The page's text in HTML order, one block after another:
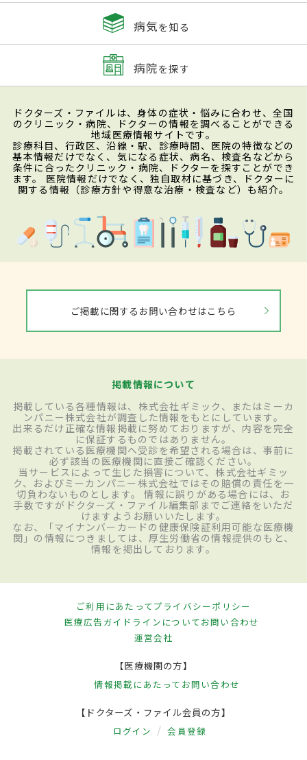
病気を知る
病院を探す
ドクターズ・ファイルは、身体の症状・悩みに合わせ、全国
のクリニック・病院、ドクターの情報を調べることができる
地域医療情報サイトです。
診療科目、行政区、沿線・駅、診療時間、医院の特徴などの
基本情報だけでなく、気になる症状、病名、検査名などから
条件に合ったクリニック・病院、ドクターを探すことができ
ます。 医院情報だけでなく、独自取材に基づき、ドクターに
関する情報（診療方針や得意な治療・検査など）も紹介。
ご掲載に関するお問い合わせはこちら
掲載情報について
掲載している各種情報は、株式会社ギミック、またはミーカ
ンパニー株式会社が調査した情報をもとにしています。
出来るだけ正確な情報掲載に努めておりますが、内容を完全
に保証するものではありません。
掲載されている医療機関へ受診を希望される場合は、事前に
必ず該当の医療機関に直接ご確認ください。
当サービスによって生じた損害について、株式会社ギミッ
ク、およびミーカンパニー株式会社ではその賠償の責任を一
切負わないものとします。 情報に誤りがある場合には、お
手数ですがドクターズ・ファイル編集部までご連絡をいただ
けますようお願いいたします。
なお、「マイナンバーカードの健康保険証利用可能な医療機
関」の情報につきましては、厚生労働省の情報提供のもと、
情報を掲出しております。
ご利用にあたってプライバシーポリシー
医療広告ガイドラインについてお問い合わせ
運営会社
【医療機関の方】
情報掲載にあたって お問い合わせ
【ドクターズ・ファイル会員の方】
ログイン 会員登録